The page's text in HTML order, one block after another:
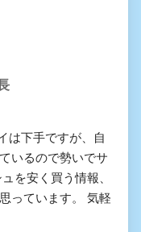
は下手ですが、自
いるので勢いでサ
を安く買う情報、
っています。 気軽